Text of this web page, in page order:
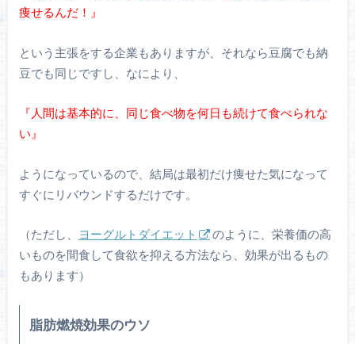
痩せるんだ！』
という主張をする企業もありますが、それなら豆腐でも納
豆でも同じですし、なにより、
『人間は基本的に、同じ食べ物を何日も続けて食べられな
い』
ようになっているので、結局は最初だけ痩せた気になって
すぐにリバウンドするだけです。
（ただし、 ヨーグルトダイエット
のように、栄養価の高
いものを間食して食欲を抑える方法なら、効果が出るもの
もあります）
脂肪燃焼効果のウソ